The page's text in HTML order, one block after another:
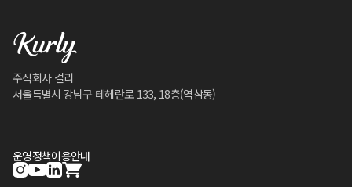
주식회사 컬리
서울특별시 강남구 테헤란로 133, 18층(역삼동)
운영정책이용안내